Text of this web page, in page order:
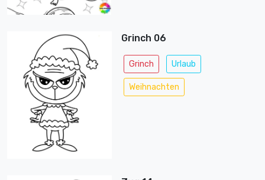
Grinch 06
Grinch Urlaub
Weihnachten